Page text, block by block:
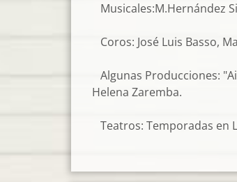
Musicales:M.Hernández
Coros: José Luis Basso,
Algunas Producciones:
Helena Zaremba.
Teatros: Temporadas en